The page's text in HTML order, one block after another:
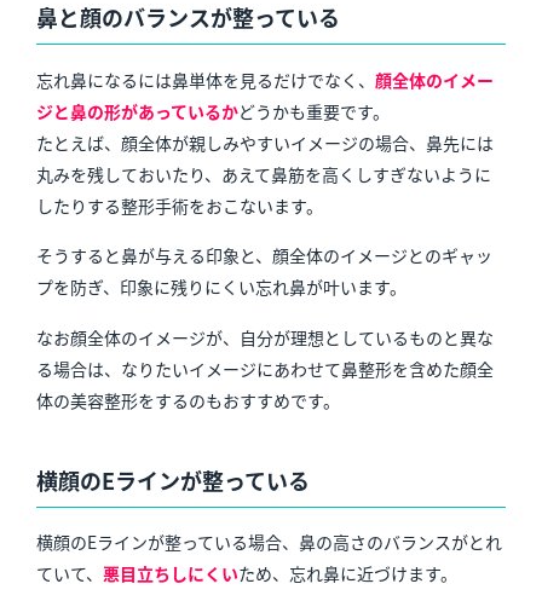
鼻と顔のバランスが整っている
忘れ鼻になるには鼻単体を見るだけでなく、 顔全体のイメー
ジと鼻の形があっているかどうかも重要です。
たとえば、顔全体が親しみやすいイメージの場合、鼻先には
丸みを残しておいたり、あえて鼻筋を高くしすぎないように
したりする整形手術をおこないます。
そうすると鼻が与える印象と、顔全体のイメージとのギャッ
プを防ぎ、印象に残りにくい忘れ鼻が叶います。
なお顔全体のイメージが、自分が理想としているものと異な
る場合は、なりたいイメージにあわせて鼻整形を含めた顔全
体の美容整形をするのもおすすめです。
横顔のEラインが整っている
横顔のEラインが整っている場合、鼻の高さのバランスがとれ
ていて、 悪目立ちしにくいため、忘れ鼻に近づけます。